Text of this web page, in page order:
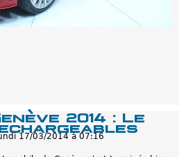
2014 : Le
17/03/2014 à 07:16